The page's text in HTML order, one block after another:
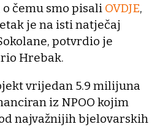
čemu smo pisali OVDJE,
je na isti natječaj
potvrdio je
Hrebak.
vrijedan 5.9 milijuna
iz NPOO kojim
najvažnijih bjelovarskih